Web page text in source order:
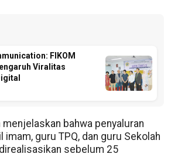
FIKOM
Viralitas
menjelaskan bahwa penyaluran
guru TPQ, dan guru Sekolah
sebelum 25